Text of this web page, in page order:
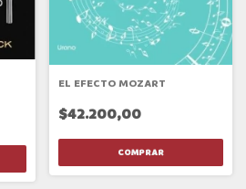
EL EFECTO MOZART
$42.200,00